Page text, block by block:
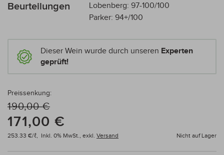
Beurteilungen
Lobenberg: 97-100/100
Parker: 94+/100
Dieser Wein wurde durch unseren Experten
geprüft!
Preissenkung:
190,00 €
171,00 €
Inkl. 0% MwSt., exkl. Versand Nicht auf Lager
253.33 €/ℓ,